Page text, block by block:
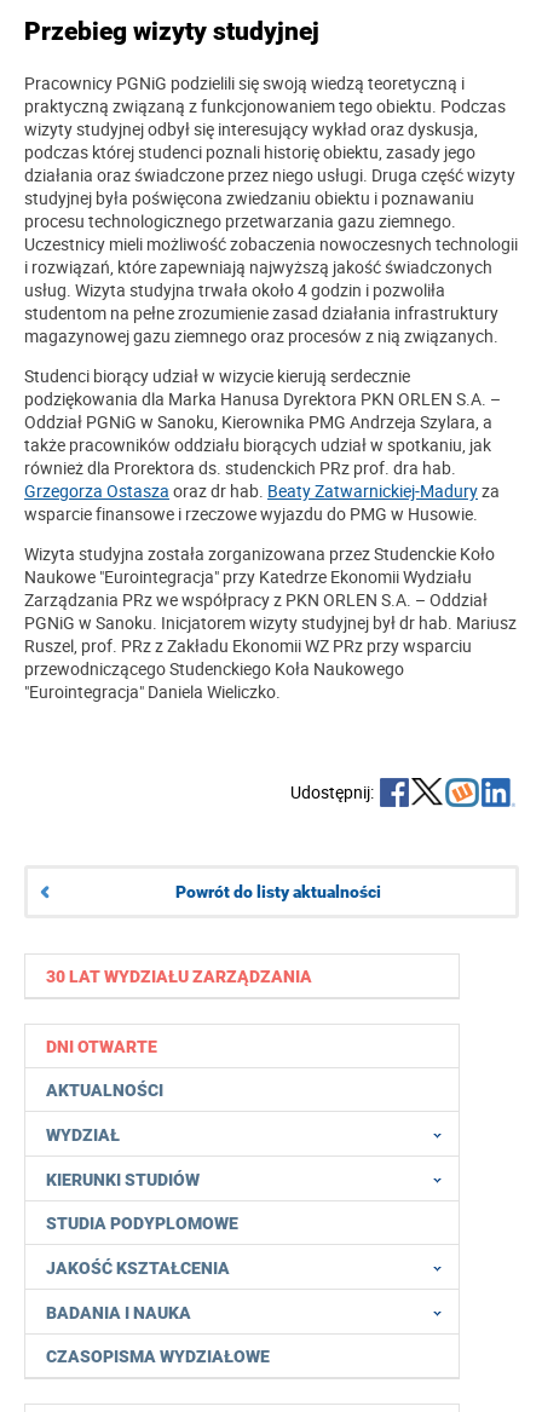
30 LAT WYDZIAŁU ZARZĄDZANIA
DNI OTWARTE
AKTUALNOŚCI
WYDZIAŁ
KIERUNKI STUDIÓW
STUDIA PODYPLOMOWE
JAKOŚĆ KSZTAŁCENIA
BADANIA I NAUKA
CZASOPISMA WYDZIAŁOWE
Przebieg wizyty studyjnej
Pracownicy PGNiG podzielili się swoją wiedzą teoretyczną i
praktyczną związaną z funkcjonowaniem tego obiektu. Podczas
wizyty studyjnej odbył się interesujący wykład oraz dyskusja,
podczas której studenci poznali historię obiektu, zasady jego
działania oraz świadczone przez niego usługi. Druga część wizyty
studyjnej była poświęcona zwiedzaniu obiektu i poznawaniu
procesu technologicznego przetwarzania gazu ziemnego.
Uczestnicy mieli możliwość zobaczenia nowoczesnych technologii
i rozwiązań, które zapewniają najwyższą jakość świadczonych
usług. Wizyta studyjna trwała około 4 godzin i pozwoliła
studentom na pełne zrozumienie zasad działania infrastruktury
magazynowej gazu ziemnego oraz procesów z nią związanych.
Studenci biorący udział w wizycie kierują serdecznie
podziękowania dla Marka Hanusa Dyrektora PKN ORLEN S.A. –
Oddział PGNiG w Sanoku, Kierownika PMG Andrzeja Szylara, a
także pracowników oddziału biorących udział w spotkaniu, jak
również dla Prorektora ds. studenckich PRz prof. dra hab.
Grzegorza Ostasza oraz dr hab. Beaty Zatwarnickiej-Maduryza
wsparcie finansowe i rzeczowe wyjazdu do PMG w Husowie.
Wizyta studyjna została zorganizowana przez Studenckie Koło
Naukowe "Eurointegracja" przy Katedrze Ekonomii Wydziału
Zarządzania PRz we współpracy z PKN ORLEN S.A. – Oddział
PGNiG w Sanoku. Inicjatorem wizyty studyjnej był dr hab. Mariusz
Ruszel, prof. PRz z Zakładu Ekonomii WZ PRz przy wsparciu
przewodniczącego Studenckiego Koła Naukowego
"Eurointegracja" Daniela Wieliczko.
Udostępnij:
Powrót do listy aktualności